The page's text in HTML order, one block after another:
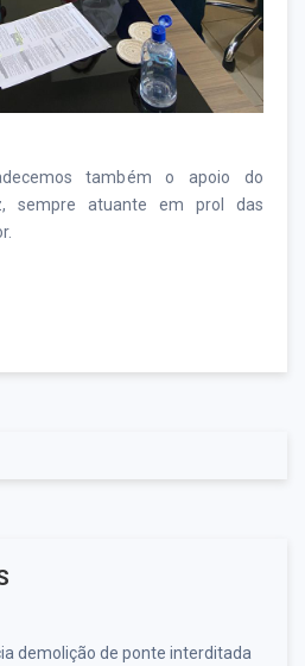
também o apoio do
sempre atuante em prol das
demolição de ponte interditada